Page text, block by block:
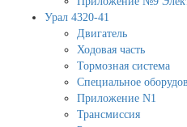
Урал 4320-41
Двигатель
Ходовая часть
Тормозная система
Специальное
Приложение N1
Трансмиссия